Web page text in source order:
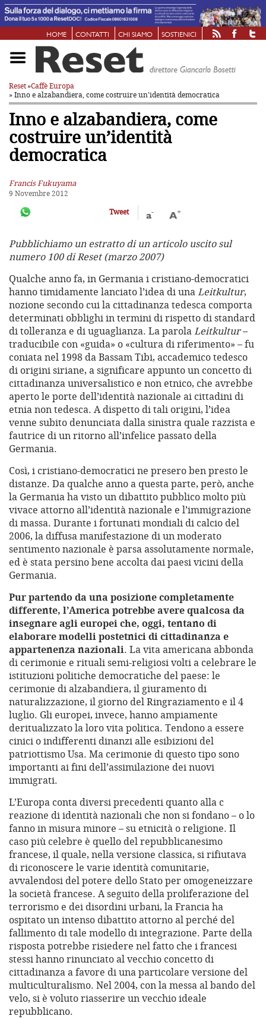
HOME CONTATTI CHI SIAMO SOSTIENICI
Reset»Caffè Europa
» Inno e alzabandiera, come costruire un’identità democratica
Inno e alzabandiera, come
costruire un’identità
democratica
Francis Fukuyama
9 Novembre 2012
Tweet
a- A+
Pubblichiamo un estratto di un articolo uscito sul
numero 100 di Reset (marzo 2007)
Qualche anno fa, in Germania i cristiano-democratici
hanno timidamente lanciato l’idea di unaLeitkultur,
nozione secondo cui la cittadinanza tedesca comporta
determinati obblighi in termini di rispetto di standard
di tolleranza e di uguaglianza. La parolaLeitkultur–
traducibile con «guida» o «cultura di riferimento» – fu
coniata nel 1998 da Bassam Tibi, accademico tedesco
di origini siriane, a significare appunto un concetto di
cittadinanza universalistico e non etnico, che avrebbe
aperto le porte dell’identità nazionale ai cittadini di
etnia non tedesca. A dispetto di tali origini, l’idea
venne subito denunciata dalla sinistra quale razzista e
fautrice di un ritorno all’infelice passato della
Germania.
Così, i cristiano-democratici ne presero ben presto le
distanze. Da qualche anno a questa parte, però, anche
la Germania ha visto un dibattito pubblico molto più
vivace attorno all’identità nazionale e l’immigrazione
di massa. Durante i fortunati mondiali di calcio del
2006, la diffusa manifestazione di un moderato
sentimento nazionale è parsa assolutamente normale,
ed è stata persino bene accolta dai paesi vicini della
Germania.
Pur partendo da una posizione completamente
differente, l’America potrebbe avere qualcosa da
insegnare agli europei che, oggi, tentano di
elaborare modelli postetnici di cittadinanza e
appartenenza nazionali. La vita americana abbonda
di cerimonie e rituali semi-religiosi volti a celebrare le
istituzioni politiche democratiche del paese: le
cerimonie di alzabandiera, il giuramento di
naturalizzazione, il giorno del Ringraziamento e il 4
luglio. Gli europei, invece, hanno ampiamente
deritualizzato la loro vita politica. Tendono a essere
cinici o indifferenti dinanzi alle esibizioni del
patriottismo Usa. Ma cerimonie di questo tipo sono
importanti ai fini dell’assimilazione dei nuovi
immigrati.
L’Europa conta diversi precedenti quanto alla c
reazione di identità nazionali che non si fondano – o lo
fanno in misura minore – su etnicità o religione. Il
caso più celebre è quello del repubblicanesimo
francese, il quale, nella versione classica, si rifiutava
di riconoscere le varie identità comunitarie,
avvalendosi del potere dello Stato per omogeneizzare
la società francese. A seguito della proliferazione del
terrorismo e dei disordini urbani, la Francia ha
ospitato un intenso dibattito attorno al perché del
fallimento di tale modello di integrazione. Parte della
risposta potrebbe risiedere nel fatto che i francesi
stessi hanno rinunciato al vecchio concetto di
cittadinanza a favore di una particolare versione del
multiculturalismo. Nel 2004, con la messa al bando del
velo, si è voluto riasserire un vecchio ideale
repubblicano.